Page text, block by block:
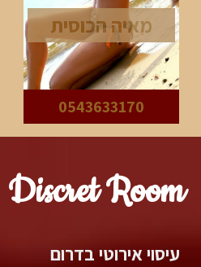
מאיה הכוסית
0543633170
Discret Room
עיסוי אירוטי בדרום